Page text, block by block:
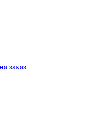
заказ